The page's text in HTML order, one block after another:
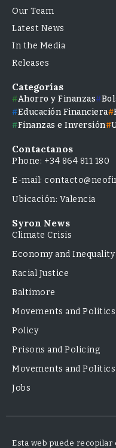
Our Team
Latest News
In the Media
Releases
Categorías
Ahorro y Finanzas
Educación Financiera
Finanzas e Inversión
Contactanos
Phone: +34 864 811 180
E-mail:
Ubicación: Valencia
Syron News
Climate Crisis
Economy and Inequality
Racial Justice
Baltimore
Movements and
Policy
Prisons and Policing
Movements and
Jobs
Esta web puede recopilar